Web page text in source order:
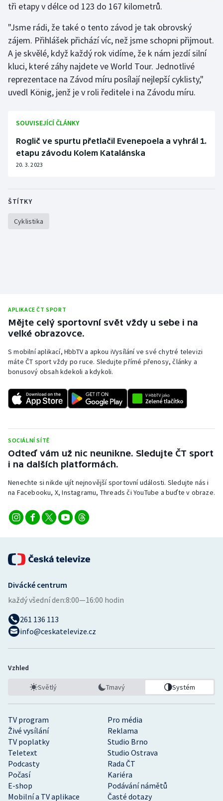
tři etapy v délce od 123 do 167 kilometrů.
"Jsme rádi, že také o tento závod je tak obrovský
zájem. Přihlášek přichází víc, než jsme schopni přijmout.
A je skvělé, když každý rok vidíme, že k nám jezdí silní
kluci, které záhy najdete ve World Tour. Jednotlivé
reprezentace na Závod míru posílají nejlepší cyklisty,"
uvedl König, jenž je v roli ředitele i na Závodu míru.
SOUVISEJÍCÍ ČLÁNKY
Roglič ve spurtu přetlačil Evenepoela a vyhrál 1.
etapu závodu Kolem Katalánska
20. 3. 2023
ŠTÍTKY
Cyklistika
APLIKACE ČT SPORT
Mějte celý sportovní svět vždy u sebe i na
velké obrazovce.
S mobilní aplikací, HbbTV a apkou iVysílání ve své chytré televizi
máte ČT sport vždy po ruce. Sledujte přímé přenosy, články a
bonusový obsah kdekoli a kdykoli.
SOCIÁLNÍ SÍTĚ
Odteď vám už nic neunikne. Sledujte ČT sport
i na dalších platformách.
Nenechte si nikde ujít nejnovější sportovní události. Sledujte nás i
na Facebooku, X, Instagramu, Threads či YouTube a buďte v obraze.
TV program
Pro média
Živé vysílání
Reklama
TV poplatky
Studio Brno
Teletext
Studio Ostrava
Podcasty
Rada ČT
Počasí
Kariéra
E-shop
Podávání námětů
Mobilní a TV aplikace
Časté dotazy
Divácké centrum
každý všední den:8:00—16:00 hodin
261 136 113
info@ceskatelevize.cz
Vzhled
Světlý Tmavý Systém